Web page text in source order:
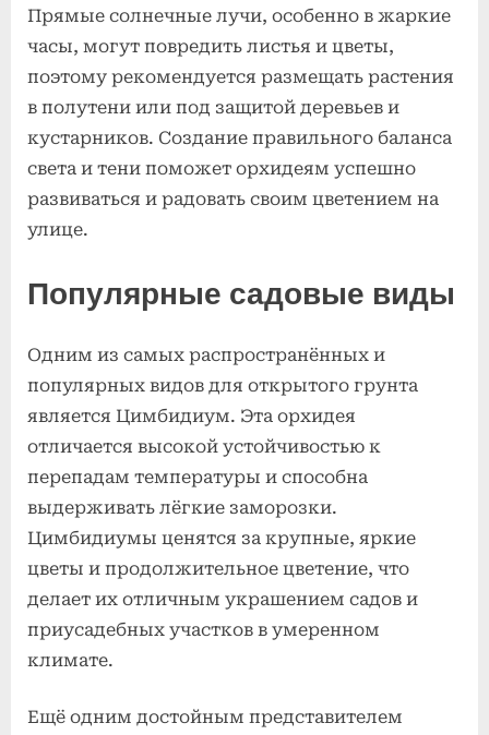
Прямые солнечные лучи, особенно в жаркие
часы, могут повредить листья и цветы,
поэтому рекомендуется размещать растения
в полутени или под защитой деревьев и
кустарников. Создание правильного баланса
света и тени поможет орхидеям успешно
развиваться и радовать своим цветением на
улице.
Популярные садовые виды
Одним из самых распространённых и
популярных видов для открытого грунта
является Цимбидиум. Эта орхидея
отличается высокой устойчивостью к
перепадам температуры и способна
выдерживать лёгкие заморозки.
Цимбидиумы ценятся за крупные, яркие
цветы и продолжительное цветение, что
делает их отличным украшением садов и
приусадебных участков в умеренном
климате.
Ещё одним достойным представителем